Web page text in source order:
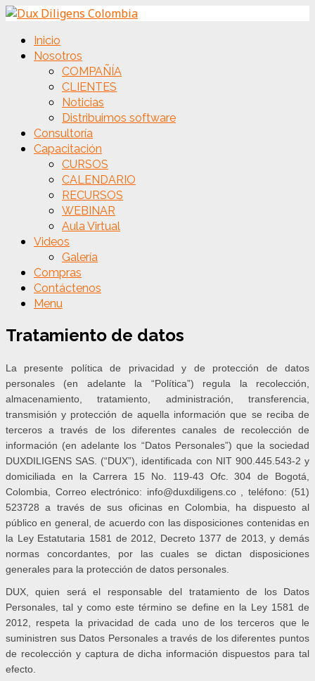
Inicio
Nosotros
COMPAÑÍA
CLIENTES
Noticias
Distribuimos software
Consultoría
Capacitación
CURSOS
CALENDARIO
RECURSOS
WEBINAR
Aula Virtual
Videos
Galería
Compras
Contáctenos
Menu
Tratamiento de datos
La presente política de privacidad y de protección de datos
personales (en adelante la “Política”) regula la recolección,
almacenamiento, tratamiento, administración, transferencia,
transmisión y protección de aquella información que se reciba de
terceros a través de los diferentes canales de recolección de
información (en adelante los “Datos Personales”) que la sociedad
DUXDILIGENS SAS. (“DUX”), identificada con NIT 900.445.543-2 y
domiciliada en la Carrera 15 No. 119-43 Ofc. 304 de Bogotá,
Colombia, Correo electrónico: info@duxdiligens.co , teléfono: (51)
523728 a través de sus oficinas en Colombia, ha dispuesto al
público en general, de acuerdo con las disposiciones contenidas en
la Ley Estatutaria 1581 de 2012, Decreto 1377 de 2013, y demás
normas concordantes, por las cuales se dictan disposiciones
generales para la protección de datos personales.
DUX, quien será el responsable del tratamiento de los Datos
Personales, tal y como este término se define en la Ley 1581 de
2012, respeta la privacidad de cada uno de los terceros que le
suministren sus Datos Personales a través de los diferentes puntos
de recolección y captura de dicha información dispuestos para tal
efecto.